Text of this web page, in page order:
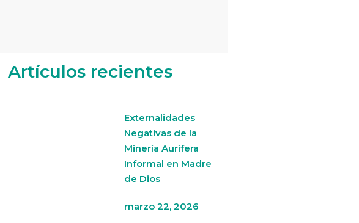
Artículos recientes
Externalidades
Negativas de la
Minería Aurífera
Informal en Madre
de Dios
marzo 22, 2026